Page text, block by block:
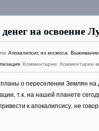
на освоение
Апокалипсис из космоса,Выживание
. Комментарии:Комментарии
о переселении Землян на
т.к. на нашей планете
к апокалипсису, не